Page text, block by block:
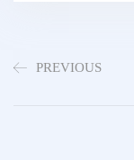
PREVIOUS